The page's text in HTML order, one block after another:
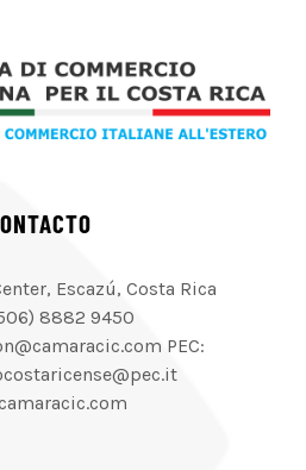
Escazú, Costa Rica
8882 9450
PEC: